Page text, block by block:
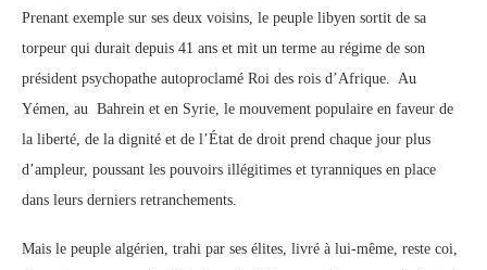
Prenant exemple sur ses deux voisins, le peuple libyen sortit de sa
torpeur qui durait depuis 41 ans et mit un terme au régime de son
président psychopathe autoproclamé Roi des rois d’Afrique. Au
Yémen, au Bahrein et en Syrie, le mouvement populaire en faveur de
la liberté, de la dignité et de l’État de droit prend chaque jour plus
d’ampleur, poussant les pouvoirs illégitimes et tyranniques en place
dans leurs derniers retranchements.
Mais le peuple algérien, trahi par ses élites, livré à lui-même, reste coi,